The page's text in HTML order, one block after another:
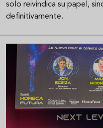
solo reivindica su papel,
definitivamente.